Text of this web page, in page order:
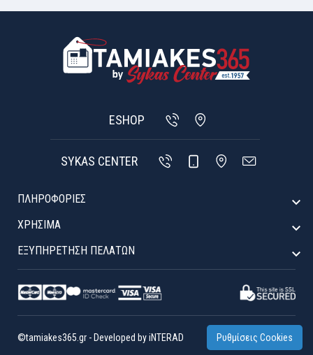
ESHOP
SYKAS CENTER
ΠΛΗΡΟΦΟΡΙΕΣ 
ΧΡΉΣΙΜΑ 
ΕΞΥΠΗΡΈΤΗΣΗ ΠΕΛΑΤΏΝ 
©tamiakes365.gr - Developed byiNTERAD Ρυθμίσεις Cookies